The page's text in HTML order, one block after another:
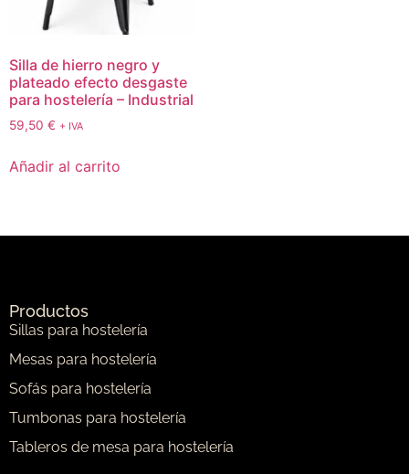
Silla de hierro negro y
plateado efecto desgaste
para hostelería – Industrial
59,50 € + IVA
Añadir al carrito
Productos
Sillas para hostelería
Mesas para hostelería
Sofás para hostelería
Tumbonas para hostelería
Tableros de mesa para hostelería